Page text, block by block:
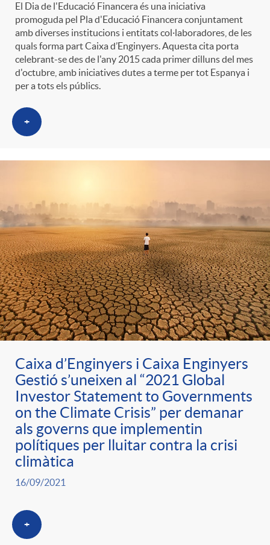
El Dia de l'Educació Financera és una iniciativa
promoguda pel Pla d'Educació Financera conjuntament
amb diverses institucions i entitats col·laboradores, de les
quals forma part Caixa d’Enginyers. Aquesta cita porta
celebrant-se des de l'any 2015 cada primer dilluns del mes
d'octubre, amb iniciatives dutes a terme per tot Espanya i
per a tots els públics.
+
Caixa d’Enginyers i Caixa Enginyers
Gestió s’uneixen al “2021 Global
Investor Statement to Governments
on the Climate Crisis” per demanar
als governs que implementin
polítiques per lluitar contra la crisi
climàtica
16/09/2021
+